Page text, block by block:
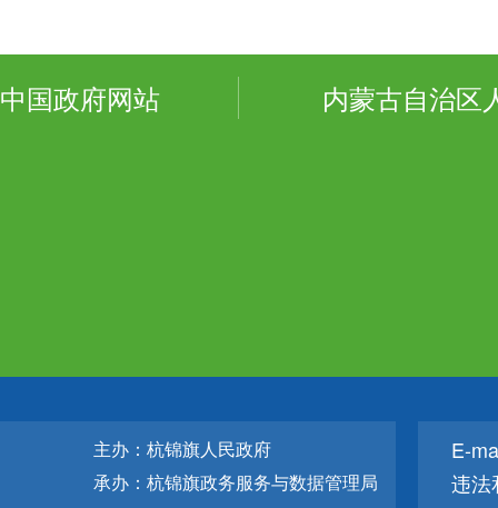
中国政府网站 内蒙古自治区
主办：杭锦旗人民政府
承办：杭锦旗政务服务与数据管理局
E-
违